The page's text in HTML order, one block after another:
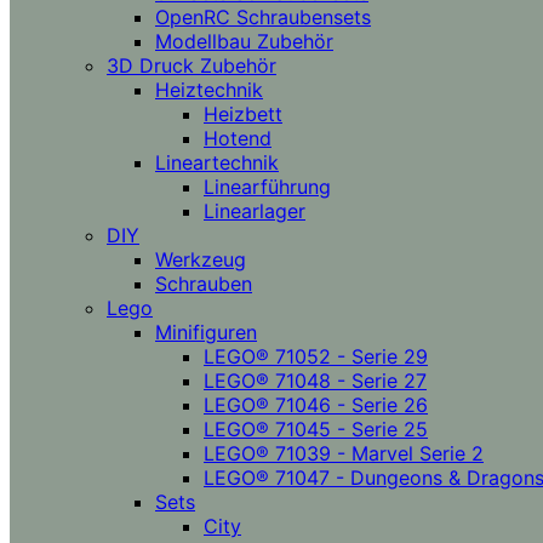
OpenRC Schraubensets
Modellbau Zubehör
3D Druck Zubehör
Heiztechnik
Heizbett
Hotend
Lineartechnik
Linearführung
Linearlager
DIY
Werkzeug
Schrauben
Lego
Minifiguren
LEGO® 71052 - Serie 29
LEGO® 71048 - Serie 27
LEGO® 71046 - Serie 26
LEGO® 71045 - Serie 25
LEGO® 71039 - Marvel Serie 2
LEGO® 71047 - Dungeons & Dragons
Sets
City